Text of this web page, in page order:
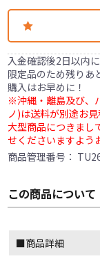
入金確認後2日以内
限定品のため残りあ
購入はお早めに！
※沖縄・離島及び、
ノ)は送料が別途お見
大型商品につきまし
せくださいますよう
商品管理番号：
この商品について
■商品詳細